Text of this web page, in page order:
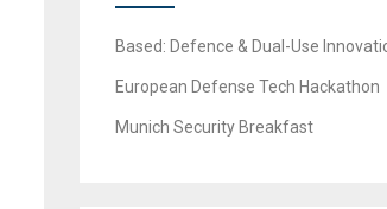
Based: Defence & Dual-Use
European Defense Tech Hackathon
Munich Security Breakfast